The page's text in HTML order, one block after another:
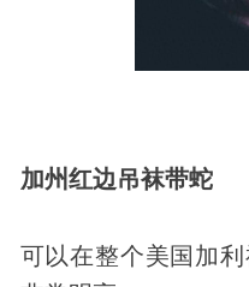
加州红边吊袜带蛇
可以在整个美国加